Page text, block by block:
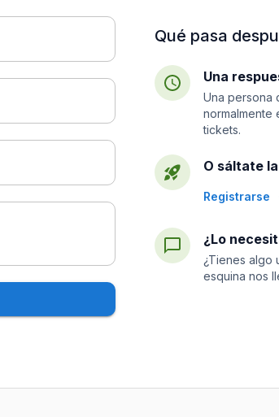
Qué pasa
Una
Una persona
normalmente
tickets.
O sáltate
Registrarse
¿Lo
¿Tienes algo
esquina nos